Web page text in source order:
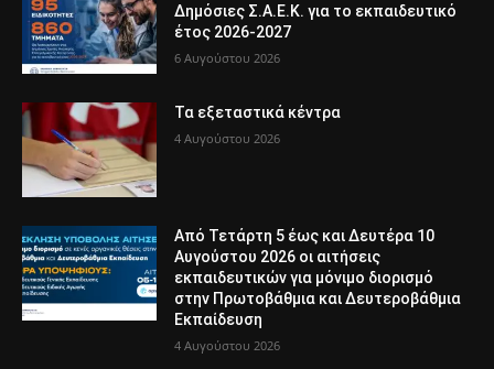
Δημόσιες Σ.Α.Ε.Κ. για το εκπαιδευτικό
έτος 2026-2027
6 Αυγούστου 2026
Τα εξεταστικά κέντρα
4 Αυγούστου 2026
Από Τετάρτη 5 έως και Δευτέρα 10
Αυγούστου 2026 οι αιτήσεις
εκπαιδευτικών για μόνιμο διορισμό
στην Πρωτοβάθμια και Δευτεροβάθμια
Εκπαίδευση
4 Αυγούστου 2026